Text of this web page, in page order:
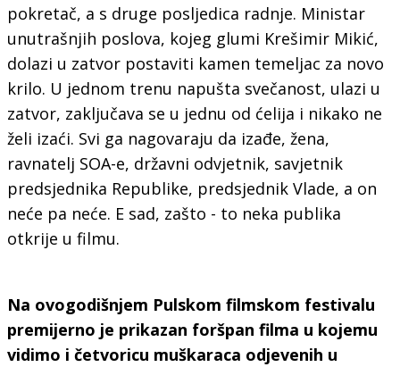
pokretač, a s druge posljedica radnje. Ministar
unutrašnjih poslova, kojeg glumi Krešimir Mikić,
dolazi u zatvor postaviti kamen temeljac za novo
krilo. U jednom trenu napušta svečanost, ulazi u
zatvor, zaključava se u jednu od ćelija i nikako ne
želi izaći. Svi ga nagovaraju da izađe, žena,
ravnatelj SOA-e, državni odvjetnik, savjetnik
predsjednika Republike, predsjednik Vlade, a on
neće pa neće. E sad, zašto - to neka publika
otkrije u filmu.
Na ovogodišnjem Pulskom filmskom festivalu
premijerno je prikazan foršpan filma u kojemu
vidimo i četvoricu muškaraca odjevenih u